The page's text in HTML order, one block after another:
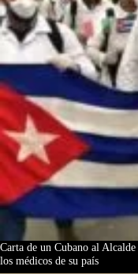
Carta de un Cubano al
los médicos de su país